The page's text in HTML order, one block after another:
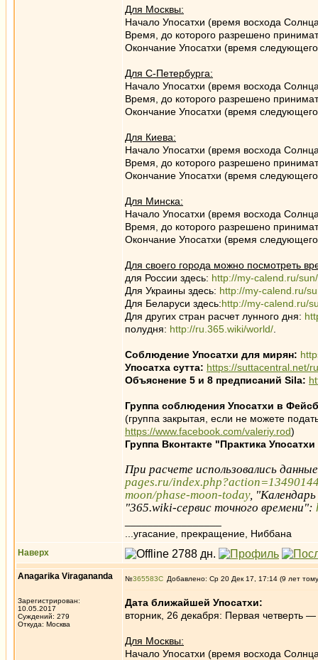
Для Москвы:
Начало Упосатхи (время восхода
Время, до которого разрешено
Окончание Упосатхи (время
Для С-Петербурга:
Начало Упосатхи (время восхода
Время, до которого разрешено
Окончание Упосатхи (время
Для Киева:
Начало Упосатхи (время восхода
Время, до которого разрешено
Окончание Упосатхи (время
Для Минска:
Начало Упосатхи (время восхода
Время, до которого разрешено
Окончание Упосатхи (время
Для своего города можно посмотреть
для России здесь: http://my-calend.ru/
Для Украины здесь: http://my-calend.ru/
Для Беларуси здесь:http://my-calend.ru/
Для других стран расчет лунного дня:
полудня: http://ru.365.wiki/world/
Соблюдение Упосатхи для мирян:
Упосатха сутта: https://suttacentral.net/
Объяснение 5 и 8 предписаний Sila:
Группа соблюдения Упосатхи в
(группа закрытая, если не можете
https://www.facebook.com/valeriy.rod)
Группа Вконтакте "Практика
При расчете использовались
pages.ru/
moon/phase-moon-today,
"365.wiki-сервис точного времени":
...угасание, прекращение, Ниббана
Наверх
Anagarika Viragananda
Зарегистрирован:
10.05.2017
Суждений: 279
Откуда: Москва
№365583 Добавлено: Ср 20 Дек 17, 17:14 (9 лет
Дата ближайшей Упосатхи:
вторник, 26 декабря: Первая четверть
Для Москвы:
Начало Упосатхи (время восхода